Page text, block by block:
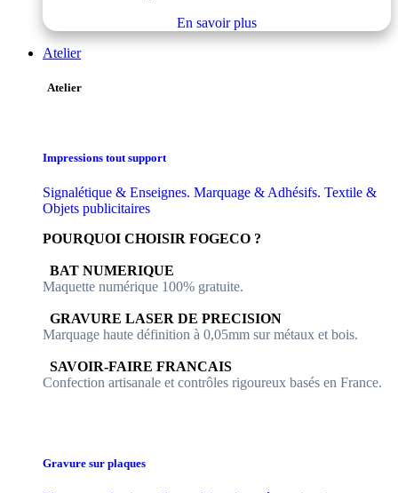
En savoir plus
Atelier
Atelier
Impressions tout support
Signalétique & Enseignes. Marquage & Adhésifs. Textile &
Objets publicitaires
POURQUOI CHOISIR FOGECO ?
​​ BAT NUMERIQUE
Maquette numérique 100% ​gratuite.
​GRAVURE LASER DE PRECISION
Marquage haute définition à 0,05mm sur métaux et bois.
​SAVOIR-FAIRE FRANCAIS
Confection artisanale et contrôles ​rigoureux basés en France.
Gravure sur plaques